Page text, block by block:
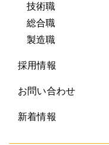
技術職
総合職
製造職
採用情報
お問い合わせ
新着情報